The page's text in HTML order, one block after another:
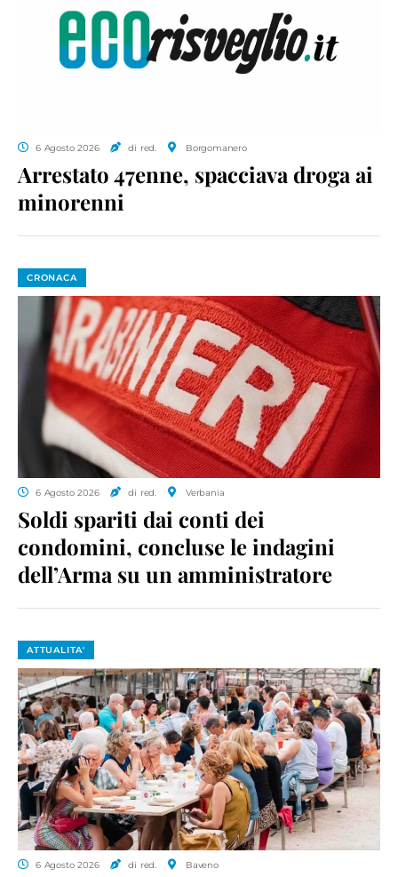
6 Agosto 2026 di red. Borgomanero
Arrestato 47enne, spacciava droga ai
minorenni
CRONACA
6 Agosto 2026 di red. Verbania
Soldi spariti dai conti dei
condomini, concluse le indagini
dell’Arma su un amministratore
ATTUALITA'
6 Agosto 2026 di red. Baveno